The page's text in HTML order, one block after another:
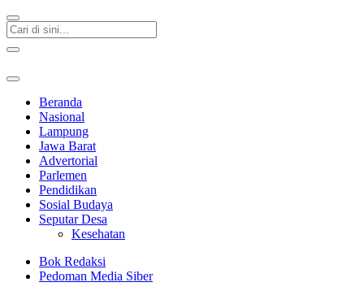
Beranda
Nasional
Lampung
Jawa Barat
Advertorial
Parlemen
Pendidikan
Sosial Budaya
Seputar Desa
Kesehatan
Bok Redaksi
Pedoman Media Siber